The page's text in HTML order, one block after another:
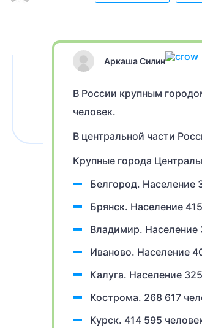
Аркаша Силин
В России крупным
человек.
В центральной части
Крупные города
Белгород. Население
Брянск. Население
Владимир. Население
Иваново. Население
Калуга. Население
Кострома. 268 617
Курск. 414 595